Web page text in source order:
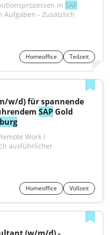
in SAP
Aufgaben - Zusätzlich
Homeoffice Teilzeit
w/d) für spannende
SAP Gold
Work I
ausführlicher
Homeoffice Vollzeit